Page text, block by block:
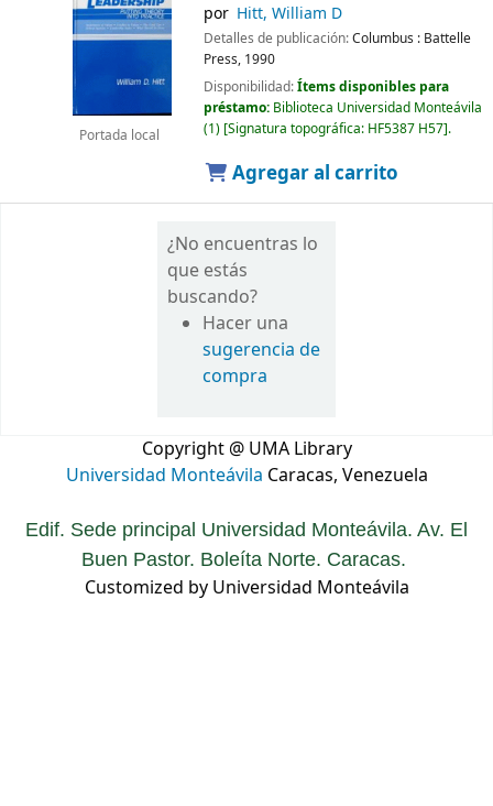
Portada local
por Hitt, William D
Detalles de publicación:Columbus : Battelle
Press, 1990
Disponibilidad:Ítems disponibles para
préstamo: Biblioteca Universidad Monteávila
(1) Signatura topográfica: HF5387 H57 .
Agregar al carrito
¿No encuentras lo
que estás
buscando?
Hacer una
sugerencia de
compra
Copyright @ UMA Library
Universidad Monteávila Caracas, Venezuela
Edif. Sede principal Universidad Monteávila. Av. El
Buen Pastor. Boleíta Norte. Caracas.
Customized by Universidad Monteávila